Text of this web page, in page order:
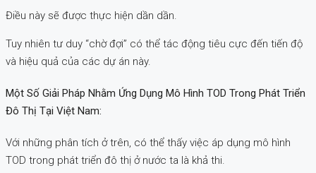
Điều này sẽ được thực hiện dần dần.
Tuy nhiên tư duy “chờ đợi” có thể tác động tiêu cực đến tiến độ
và hiệu quả của các dự án này.
Một Số Giải Pháp Nhằm Ứng Dụng Mô Hình TOD Trong Phát Triển
Đô Thị Tại Việt Nam:
Với những phân tích ở trên, có thể thấy việc áp dụng mô hình
TOD trong phát triển đô thị ở nước ta là khả thi.